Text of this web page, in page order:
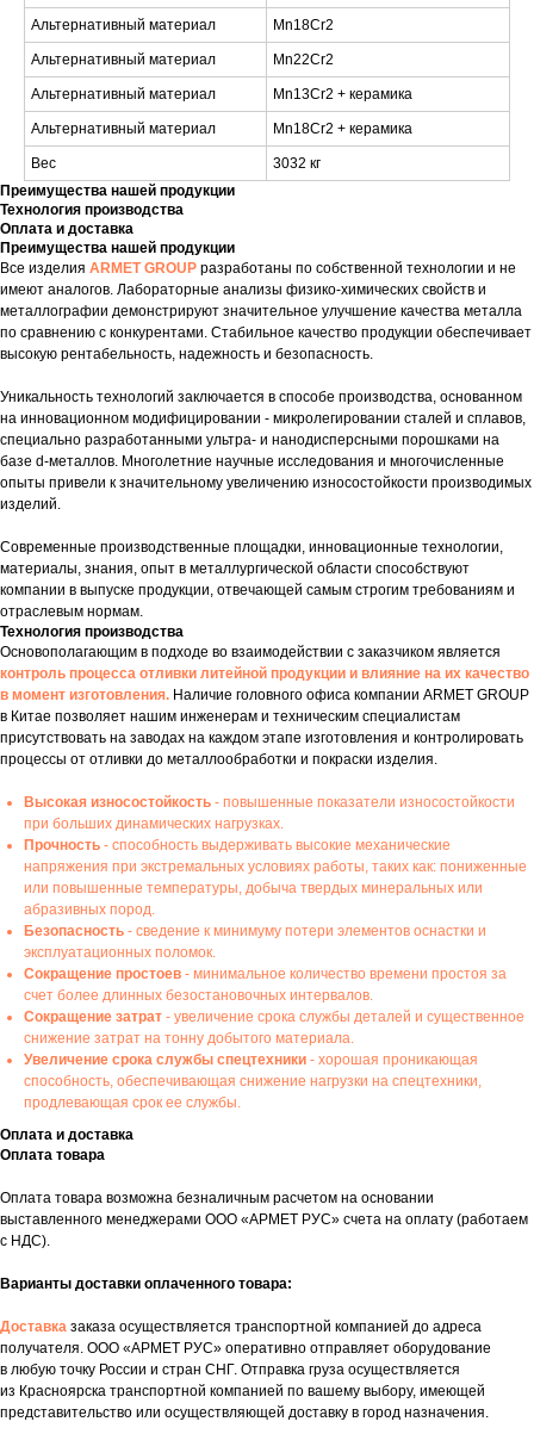
Альтернативный материал Mn18Cr2
Альтернативный материал Mn22Cr2
Альтернативный материал Mn13Cr2 + керамика
Альтернативный материал Mn18Cr2 + керамика
Вес
3032 кг
Преимущества нашей продукции
Технология производства
Оплата и доставка
Преимущества нашей продукции
Все изделия ARMET GROUP разработаны по собственной технологии и не
имеют аналогов. Лабораторные анализы физико-химических свойств и
металлографии демонстрируют значительное улучшение качества металла
по сравнению с конкурентами. Стабильное качество продукции обеспечивает
высокую рентабельность, надежность и безопасность.
Уникальность технологий заключается в способе производства, основанном
на инновационном модифицировании - микролегировании сталей и сплавов,
специально разработанными ультра- и нанодисперсными порошками на
базе d-металлов. Многолетние научные исследования и многочисленные
опыты привели к значительному увеличению износостойкости производимых
изделий.
Современные производственные площадки, инновационные технологии,
материалы, знания, опыт в металлургической области способствуют
компании в выпуске продукции, отвечающей самым строгим требованиям и
отраслевым нормам.
Технология производства
Основополагающим в подходе во взаимодействии с заказчиком является
контроль процесса отливки литейной продукции и влияние на их качество
в момент изготовления. Наличие головного офиса компании ARMET GROUP
в Китае позволяет нашим инженерам и техническим специалистам
присутствовать на заводах на каждом этапе изготовления и контролировать
процессы от отливки до металлообработки и покраски изделия.
Высокая износостойкость - повышенные показатели износостойкости
при больших динамических нагрузках.
Прочность - способность выдерживать высокие механические
напряжения при экстремальных условиях работы, таких как: пониженные
или повышенные температуры, добыча твердых минеральных или
абразивных пород.
Безопасность - сведение к минимуму потери элементов оснастки и
эксплуатационных поломок.
Сокращение простоев - минимальное количество времени простоя за
счет более длинных безостановочных интервалов.
Сокращение затрат - увеличение срока службы деталей и существенное
снижение затрат на тонну добытого материала.
Увеличение срока службы спецтехники - хорошая проникающая
способность, обеспечивающая снижение нагрузки на спецтехники,
продлевающая срок ее службы.
Оплата и доставка
Оплата товара
Оплата товара возможна безналичным расчетом на основании
выставленного менеджерами ООО «АРМЕТ РУС» счета на оплату (работаем
с НДС).
Варианты доставки оплаченного товара:
Доставка заказа осуществляется транспортной компанией до адреса
получателя. ООО «АРМЕТ РУС» оперативно отправляет оборудование
в любую точку России и стран СНГ. Отправка груза осуществляется
из Красноярска транспортной компанией по вашему выбору, имеющей
представительство или осуществляющей доставку в город назначения.